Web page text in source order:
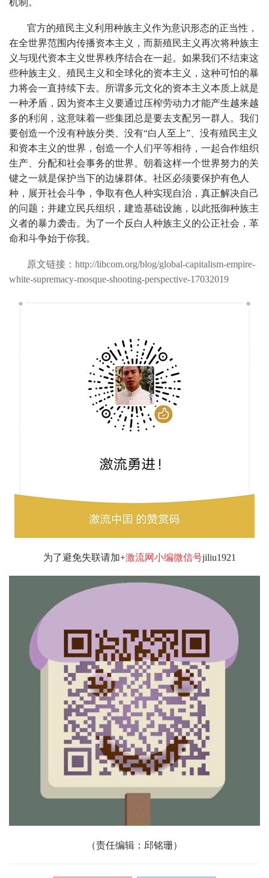
官方的殖民主义利用种族主义作为意识形态的正当性，
在全世界范围内传播资本主义，而新殖民主义再次将种族主
义与现代资本主义世界秩序结合在一起。如果我们不结束这
些种族主义、殖民主义和全球化的资本主义，这种可怕的暴
力将会一直持续下去。所谓多元文化的资本主义本质上就是
一种矛盾，因为资本主义要通过压榨劳动力才能产生越来越
多的利润，这意味着一些集团总是要去支配另一群人。我们
要创造一个没有种族分类、没有“白人至上”、没有殖民主义
和资本主义的世界，创造一个人们平等相待，一起合作组织
生产、分配和社会事务的世界。朝着这样一个世界努力的关
键之一就是保护当下的边缘群体。社区必须要保护有色人
种，展开社会斗争，争取有色人种实现自治，真正解决自己
的问题；并建立民兵组织，建造基础设施，以此抵御种族主
义者的暴力袭击。为了一个反白人种族主义的公正社会，革
命和斗争始于你我。
原文链接：http://libcom.org/blog/global-capitalism-empire-
white-supremacy-mosque-shooting-perspective-17032019
为了避免失联请加+激流网小编微信号jiliu1921
（责任编辑： 邱铭珊）